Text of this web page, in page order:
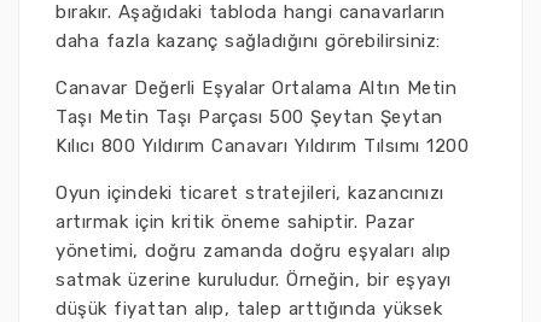
bırakır. Aşağıdaki tabloda hangi canavarların
daha fazla kazanç sağladığını görebilirsiniz:
Canavar Değerli Eşyalar Ortalama Altın Metin
Taşı Metin Taşı Parçası 500 Şeytan Şeytan
Kılıcı 800 Yıldırım Canavarı Yıldırım Tılsımı 1200
Oyun içindeki ticaret stratejileri, kazancınızı
artırmak için kritik öneme sahiptir. Pazar
yönetimi, doğru zamanda doğru eşyaları alıp
satmak üzerine kuruludur. Örneğin, bir eşyayı
düşük fiyattan alıp, talep arttığında yüksek